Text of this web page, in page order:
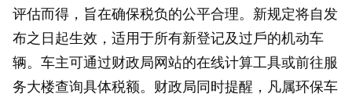
评估而得，旨在确保税负的公平合理。新规定将自发
布之日起生效，适用于所有新登记及过戶的机动车
辆。车主可通过财政局网站的在线计算工具或前往服
务大楼查询具体税额。财政局同时提醒，凡属环保车